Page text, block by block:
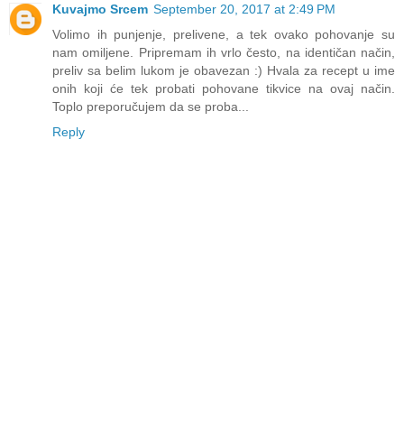
Kuvajmo Srcem September 20, 2017 at 2:49 PM
Volimo ih punjenje, prelivene, a tek ovako pohovanje su
nam omiljene. Pripremam ih vrlo često, na identičan način,
preliv sa belim lukom je obavezan :) Hvala za recept u ime
onih koji će tek probati pohovane tikvice na ovaj način.
Toplo preporučujem da se proba...
Reply